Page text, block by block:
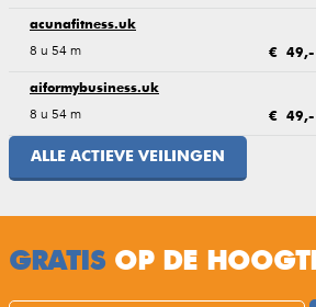
acunafitness.uk
8 u 54 m € 49,-
aiformybusiness.uk
8 u 54 m € 49,-
ALLE ACTIEVE VEILINGEN
GRATIS OP DE